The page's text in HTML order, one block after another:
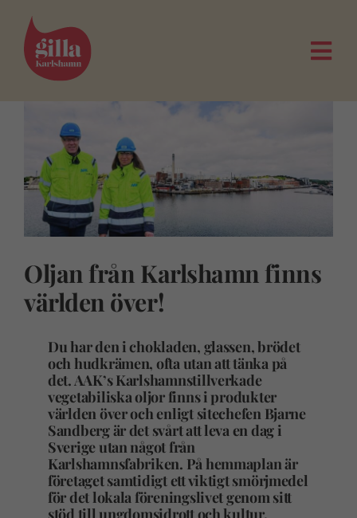
innehållet
Oljan från Karlshamn finns
världen över!
Du har den i chokladen, glassen, brödet
och hudkrämen, ofta utan att tänka på
det. AAK’s Karlshamnstillverkade
vegetabiliska oljor finns i produkter
världen över och enligt sitechefen Bjarne
Sandberg är det svårt att leva en dag i
Sverige utan något från
Karlshamnsfabriken. På hemmaplan är
företaget samtidigt ett viktigt smörjmedel
för det lokala föreningslivet genom sitt
stöd till ungdomsidrott och kultur.